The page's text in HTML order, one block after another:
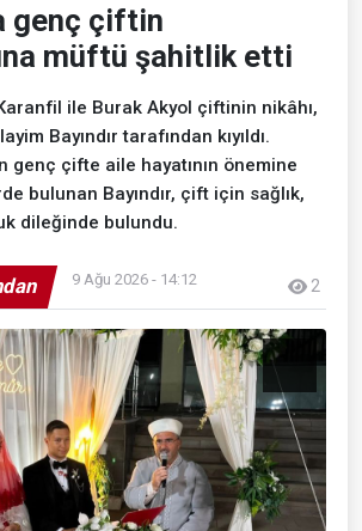
genç çiftin
müftü şahitlik etti
ile Burak Akyol çiftinin nikâhı,
Bayındır tarafından kıyıldı.
genç çifte aile hayatının önemine
bulunan Bayındır, çift için sağlık,
dileğinde bulundu.
9 Ağu 2026 - 14:12 2